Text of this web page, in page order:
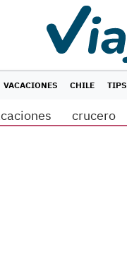
VACACIONES CHILE TIPS
crucero